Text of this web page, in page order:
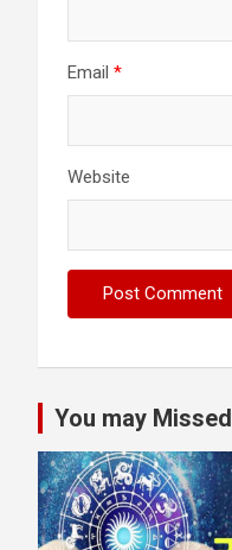
Email *
Website
You may Missed